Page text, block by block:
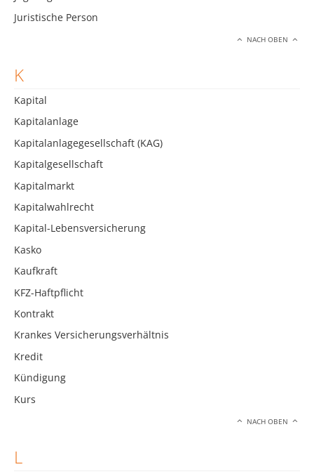
Juristische Person
NACH OBEN
K
Kapital
Kapitalanlage
Kapitalanlagegesellschaft (KAG)
Kapitalgesellschaft
Kapitalmarkt
Kapitalwahlrecht
Kapital-Lebensversicherung
Kasko
Kaufkraft
KFZ-Haftpflicht
Kontrakt
Krankes Versicherungsverhältnis
Kredit
Kündigung
Kurs
NACH OBEN
L